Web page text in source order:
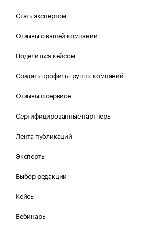
Стать экспертом
Отзывы о вашей компании
Поделиться кейсом
Создать профиль группы компаний
Отзывы о сервисе
Сертифицированные партнеры
Лента публикаций
Эксперты
Выбор редакции
Кейсы
Вебинары